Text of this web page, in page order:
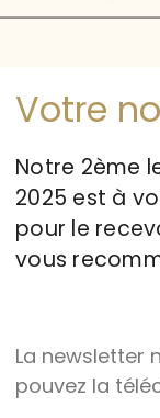
Votre
Notre 2ème
2025 est à
pour le
vous
La newsletter
pouvez la